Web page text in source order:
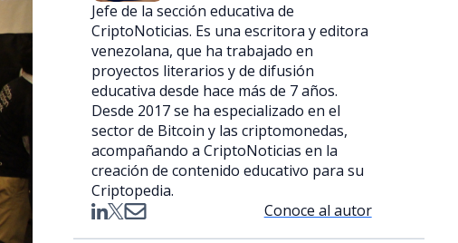
Jefe de la sección educativa de
CriptoNoticias. Es una escritora y editora
venezolana, que ha trabajado en
proyectos literarios y de difusión
educativa desde hace más de 7 años.
Desde 2017 se ha especializado en el
sector de Bitcoin y las criptomonedas,
acompañando a CriptoNoticias en la
creación de contenido educativo para su
Criptopedia.
Conoce al autor